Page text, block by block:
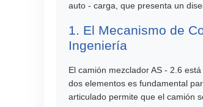
auto - carga, que presenta un
1. El Mecanismo de
Ingeniería
El camión mezclador AS - 2.6
dos elementos es fundamental
articulado permite que el camión